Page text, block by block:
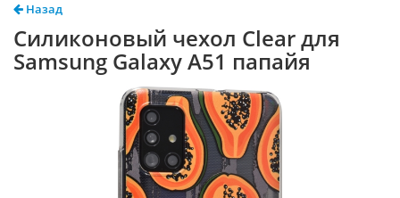
Назад
Силиконовый чехол Clear для
Samsung Galaxy A51 папайя